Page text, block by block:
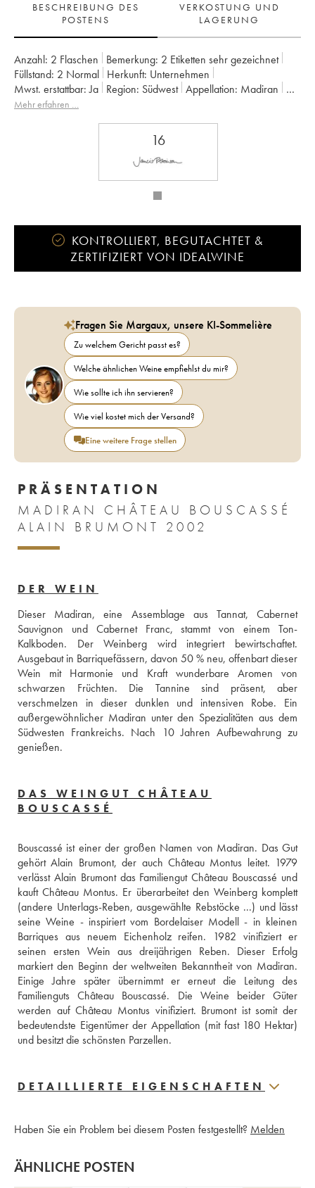
BESCHREIBUNG DES
POSTENS
VERKOSTUNG UND
LAGERUNG
Anzahl: 2 Flaschen Bemerkung: 2 Etiketten sehr gezeichnet
Füllstand: 2 Normal Herkunft:
unternehmen
Mwst. erstattbar: ja Region: Südwest Appellation:
Madiran
Eigentümer:
Alain Brumont
Mehr erfahren …
16
KONTROLLIERT, BEGUTACHTET &
ZERTIFIZIERT VON IDEALWINE
Fragen Sie Margaux, unsere KI-Sommelière
Zu welchem Gericht passt es?
Welche ähnlichen Weine empfiehlst du mir?
Wie sollte ich ihn servieren?
Wie viel kostet mich der Versand?
Eine weitere Frage stellen
PRÄSENTATION
MADIRAN CHÂTEAU BOUSCASSÉ
ALAIN BRUMONT 2002
DER WEIN
Dieser Madiran, eine Assemblage aus Tannat, Cabernet
Sauvignon und Cabernet Franc, stammt von einem Ton-
Kalkboden. Der Weinberg wird integriert bewirtschaftet.
Ausgebaut in Barriquefässern, davon 50 % neu, offenbart dieser
Wein mit Harmonie und Kraft wunderbare Aromen von
schwarzen Früchten. Die Tannine sind präsent, aber
verschmelzen in dieser dunklen und intensiven Robe. Ein
außergewöhnlicher Madiran unter den Spezialitäten aus dem
Südwesten Frankreichs. Nach 10 Jahren Aufbewahrung zu
genießen.
DAS WEINGUT CHÂTEAU
BOUSCASSÉ
Bouscassé ist einer der großen Namen von Madiran. Das Gut
gehört Alain Brumont, der auch Château Montus leitet. 1979
verlässt Alain Brumont das Familiengut Château Bouscassé und
kauft Château Montus. Er überarbeitet den Weinberg komplett
(andere Unterlags-Reben, ausgewählte Rebstöcke ...) und lässt
seine Weine - inspiriert vom Bordelaiser Modell - in kleinen
Barriques aus neuem Eichenholz reifen. 1982 vinifiziert er
seinen ersten Wein aus dreijährigen Reben. Dieser Erfolg
markiert den Beginn der weltweiten Bekanntheit von Madiran.
Einige Jahre später übernimmt er erneut die Leitung des
Familienguts Château Bouscassé. Die Weine beider Güter
werden auf Château Montus vinifiziert. Brumont ist somit der
bedeutendste Eigentümer der Appellation (mit fast 180 Hektar)
DETAILLIERTE EIGENSCHAFTEN
Haben Sie ein Problem bei diesem Posten festgestellt? Melden
ÄHNLICHE POSTEN